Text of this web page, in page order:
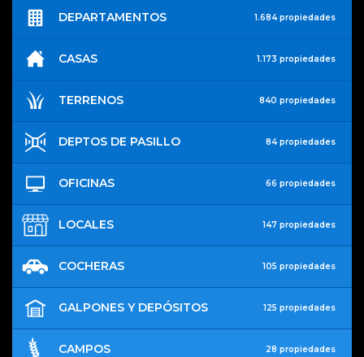
DEPARTAMENTOS 1.684 propiedades
CASAS 1.173 propiedades
TERRENOS 840 propiedades
DEPTOS DE PASILLO 84 propiedades
OFICINAS 66 propiedades
LOCALES 147 propiedades
COCHERAS 105 propiedades
GALPONES Y DEPÓSITOS 125 propiedades
CAMPOS 28 propiedades